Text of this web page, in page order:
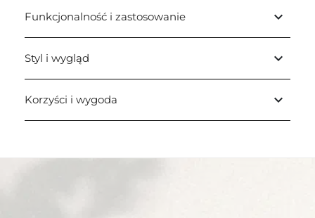
Funkcjonalność i zastosowanie keyboard_arrow_down
Styl i wygląd keyboard_arrow_down
Korzyści i wygoda keyboard_arrow_down